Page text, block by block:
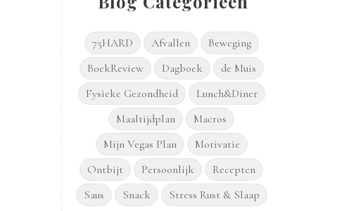
75HARD Afvallen
Beweging
BoekReview
Dagboek
de Muis
Fysieke Gezondheid
Lunch&Diner
Maaltijdplan
Macros
Mijn Vegas Plan
Motivatie
Ontbijt
Persoonlijk
Recepten
Saus
Snack Stress Rust & Slaap